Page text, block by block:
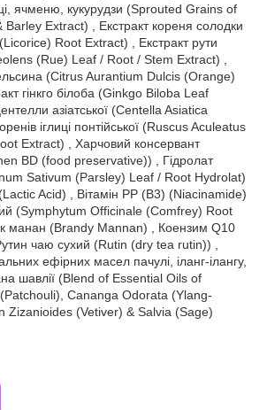
ячменю, кукурудзи (Sprouted Grains of
Extract) , Екстракт кореня солодки
Root Extract) , Екстракт рути
(Rue) Leaf / Root / Stem Extract) ,
(Citrus Aurantium Dulcis (Orange)
гінкго білоба (Ginkgo Biloba Leaf
азіатської (Centella Asiatica
іглиці понтійської (Ruscus Aculeatus
Extract) , Харчовий консервант
BD (food preservative)) , Гідролат
Sativum (Parsley) Leaf / Root Hydrolat)
Acid) , Вітамін РР (В3) (Niacinamide)
(Symphytum Officinale (Comfrey) Root
манан (Brandy Mannan) , Коензим Q10
чаю сухий (Rutin (dry tea rutin)) ,
ефірних масел пачулі, іланг-ілангу,
шавлії (Blend of Essential Oils of
Cananga Odorata (Ylang-
Zizanioides (Vetiver) & Salvia (Sage)